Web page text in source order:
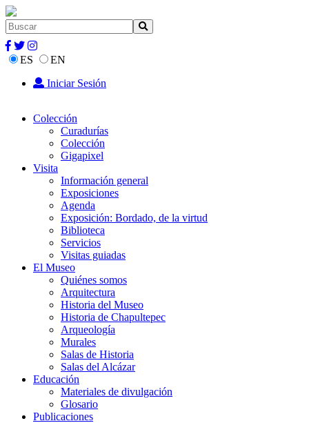
ES
EN
Iniciar Sesión
Colección
Curadurías
Colección
Gigapixel
Visita
Información general
Exposiciones
Agenda
Exposición: Bordado, de la virtud
Biblioteca
Servicios
Visitas guiadas
El Museo
Quiénes somos
Arquitectura
Historia del Museo
Historia de Chapultepec
Arqueología
Murales
Salas de Historia
Salas del Alcázar
Educación
Materiales de divulgación
Glosario
Publicaciones